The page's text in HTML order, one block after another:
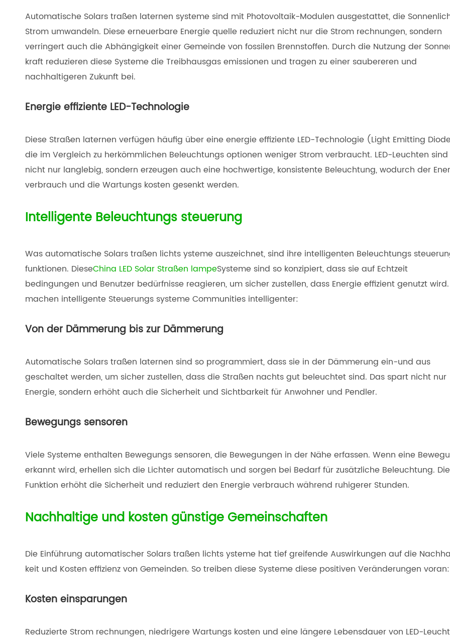
Automatische Solars traßen laternen systeme sind mit Photovoltaik-Modulen ausgestattet, die
Strom umwandeln. Diese erneuerbare Energie quelle reduziert nicht nur die Strom rechnungen, sondern
verringert auch die Abhängigkeit einer Gemeinde von fossilen Brennstoffen. Durch die Nutzung der
kraft reduzieren diese Systeme die Treibhausgas emissionen und tragen zu einer saubereren und
nachhaltigeren Zukunft bei.
Energie effiziente LED-Technologie
Diese Straßen laternen verfügen häufig über eine energie effiziente LED-Technologie (Light Emitting
die im Vergleich zu herkömmlichen Beleuchtungs optionen weniger Strom verbraucht. LED-Leuchten sind
nicht nur langlebig, sondern erzeugen auch eine hochwertige, konsistente Beleuchtung, wodurch der
verbrauch und die Wartungs kosten gesenkt werden.
Intelligente Beleuchtungs steuerung
Was automatische Solars traßen lichts ysteme auszeichnet, sind ihre intelligenten Beleuchtungs
funktionen. DieseChina LED Solar Straßen lampeSysteme sind so konzipiert, dass sie auf Echtzeit
bedingungen und Benutzer bedürfnisse reagieren, um sicher zustellen, dass Energie effizient genutzt
machen intelligente Steuerungs systeme Communities intelligenter:
Von der Dämmerung bis zur Dämmerung
Automatische Solars traßen laternen sind so programmiert, dass sie in der Dämmerung ein-und aus
geschaltet werden, um sicher zustellen, dass die Straßen nachts gut beleuchtet sind. Das spart nicht nur
Energie, sondern erhöht auch die Sicherheit und Sichtbarkeit für Anwohner und Pendler.
Bewegungs sensoren
Viele Systeme enthalten Bewegungs sensoren, die Bewegungen in der Nähe erfassen. Wenn eine
erkannt wird, erhellen sich die Lichter automatisch und sorgen bei Bedarf für zusätzliche Beleuchtung.
Funktion erhöht die Sicherheit und reduziert den Energie verbrauch während ruhigerer Stunden.
Nachhaltige und kosten günstige Gemeinschaften
Die Einführung automatischer Solars traßen lichts ysteme hat tief greifende Auswirkungen auf die
keit und Kosten effizienz von Gemeinden. So treiben diese Systeme diese positiven Veränderungen voran:
Kosten einsparungen
Reduzierte Strom rechnungen, niedrigere Wartungs kosten und eine längere Lebensdauer von LED-